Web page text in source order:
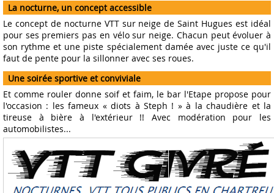
La nocturne, un concept accessible
Le concept de nocturne VTT sur neige de Saint Hugues est idéal
pour ses premiers pas en vélo sur neige. Chacun peut évoluer à
son rythme et une piste spécialement damée avec juste ce qu'il
faut de pente pour la sillonner avec ses roues.
Une soirée sportive et conviviale
Et comme rouler donne soif et faim, le bar l'Etape propose pour
l'occasion : les fameux « diots à Steph ! » à la chaudière et la
tireuse à bière à l'extérieur !! Avec modération pour les
automobilistes...